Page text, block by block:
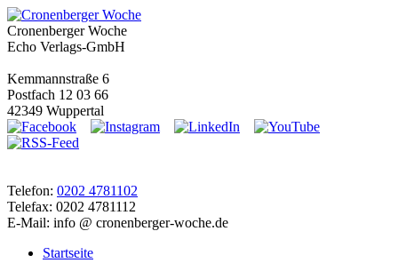
Cronenberger Woche
Echo Verlags-GmbH
Kemmannstraße 6
Postfach 12 03 66
42349 Wuppertal
Telefon: 0202 4781102
Telefax: 0202 4781112
E-Mail: info @ cronenberger-woche.de
Startseite